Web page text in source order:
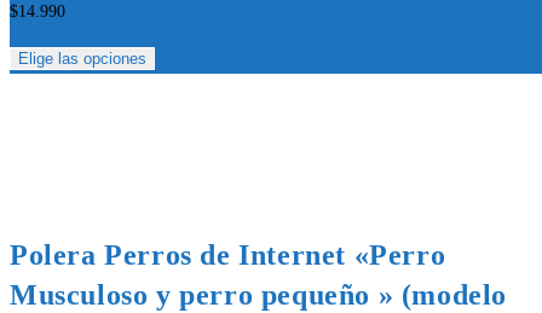
$14.990
Elige las opciones
Polera Perros de Internet «Perro
Musculoso y perro pequeño » (modelo